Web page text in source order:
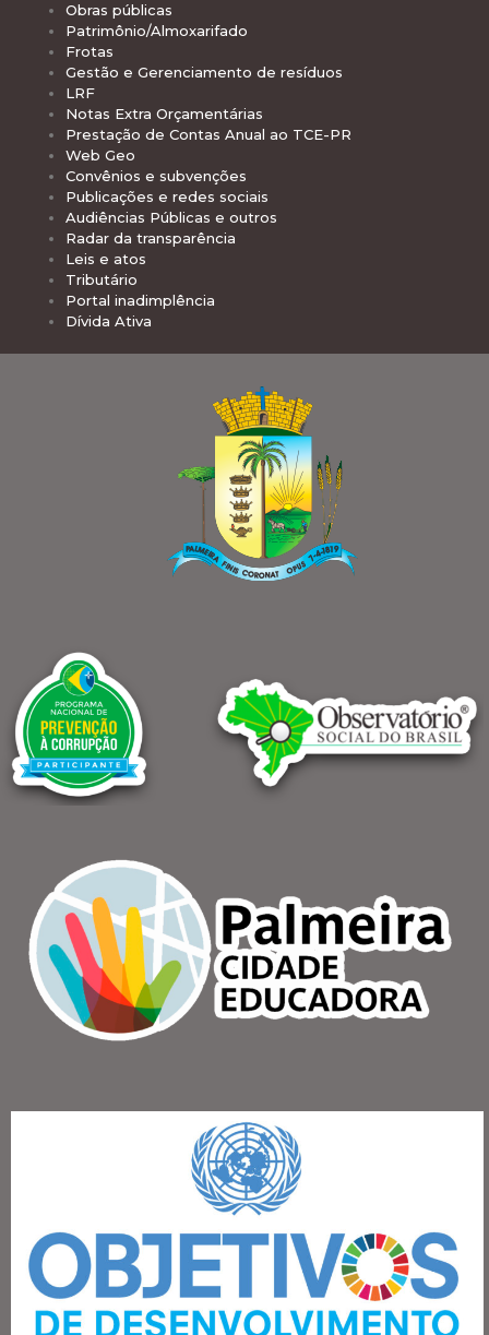
Obras públicas
Patrimônio/Almoxarifado
Frotas
Gestão e Gerenciamento de resíduos
LRF
Notas Extra Orçamentárias
Prestação de Contas Anual ao TCE-PR
Web Geo
Convênios e subvenções
Publicações e redes sociais
Audiências Públicas e outros
Radar da transparência
Leis e atos
Tributário
Portal inadimplência
Dívida Ativa